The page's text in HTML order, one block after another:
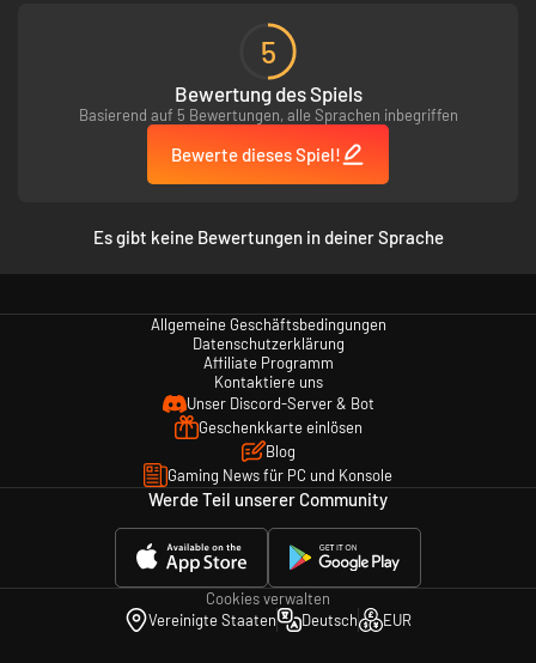
5
Bewertung des Spiels
Basierend auf 5 Bewertungen, alle Sprachen inbegriffen
Bewerte dieses Spiel!
Es gibt keine Bewertungen in deiner Sprache
Allgemeine Geschäftsbedingungen
Datenschutzerklärung
Affiliate Programm
Kontaktiere uns
Unser Discord-Server & Bot
Geschenkkarte einlösen
Blog
Gaming News für PC und Konsole
Werde Teil unserer Community
Cookies verwalten
Vereinigte Staaten
Deutsch EUR